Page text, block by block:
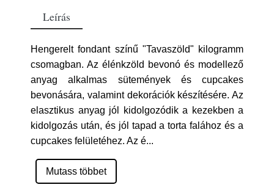
Leírás
Hengerelt fondant színű "Tavaszöld" kilogramm
csomagban. Az élénkzöld bevonó és modellező
anyag alkalmas sütemények és cupcakes
bevonására, valamint dekorációk készítésére. Az
elasztikus anyag jól kidolgozódik a kezekben a
kidolgozás után, és jól tapad a torta falához és a
cupcakes felületéhez. Az é...
Mutass többet